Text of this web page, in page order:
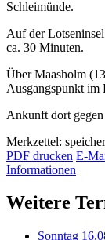
Schleimünde.
Auf der
ca. 30 Minuten.
Über Maasholm
Ausgangspunkt im
Ankunft dort
Merkzettel:
PDF drucken E-
Informationen
Weitere
Sonntag